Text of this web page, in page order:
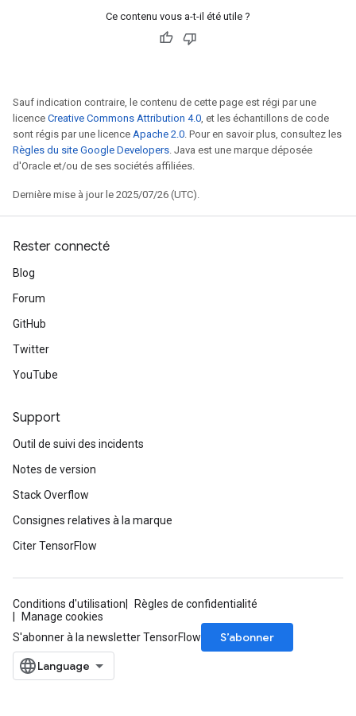
Ce contenu vous a-t-il été utile ?
Sauf indication contraire, le contenu de cette page est régi par une
licence Creative Commons Attribution 4.0, et les échantillons de code
sont régis par une licence Apache 2.0. Pour en savoir plus, consultez les
Règles du site Google Developers. Java est une marque déposée
d'Oracle et/ou de ses sociétés affiliées.
Dernière mise à jour le 2025/07/26 (UTC).
Rester connecté
Blog
Forum
GitHub
Twitter
YouTube
Support
Outil de suivi des incidents
Notes de version
Stack Overflow
Consignes relatives à la marque
Citer TensorFlow
Conditions d'utilisation
Règles de confidentialité
Manage cookies
S'abonner à la newsletter TensorFlow
S’abonner